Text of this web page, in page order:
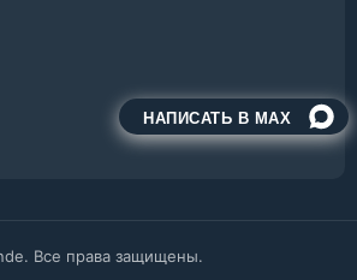
НАПИСАТЬ В MAX
Все права защищены.